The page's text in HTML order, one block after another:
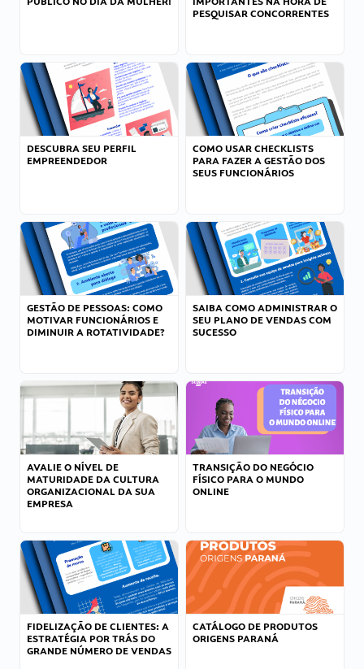
PESQUISAR CONCORRENTES
DESCUBRA SEU PERFIL
EMPREENDEDOR
COMO USAR CHECKLISTS
PARA FAZER A GESTÃO DOS
SEUS FUNCIONÁRIOS
GESTÃO DE PESSOAS: COMO
MOTIVAR FUNCIONÁRIOS E
DIMINUIR A ROTATIVIDADE?
SAIBA COMO ADMINISTRAR O
SEU PLANO DE VENDAS COM
SUCESSO
AVALIE O NÍVEL DE
MATURIDADE DA CULTURA
ORGANIZACIONAL DA SUA
EMPRESA
TRANSIÇÃO DO NEGÓCIO
FÍSICO PARA O MUNDO
ONLINE
FIDELIZAÇÃO DE CLIENTES: A
ESTRATÉGIA POR TRÁS DO
GRANDE NÚMERO DE VENDAS
CATÁLOGO DE PRODUTOS
ORIGENS PARANÁ